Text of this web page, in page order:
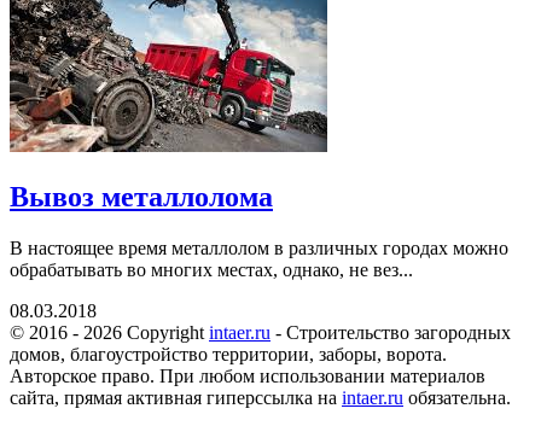
Вывоз металлолома
В настоящее время металлолом в различных городах можно
обрабатывать во многих местах, однако, не вез...
08.03.2018
© 2016 - 2026 Copyright intaer.ru - Cтроительство загородных
домов, благоустройство территории, заборы, ворота.
Авторское право. При любом использовании материалов
сайта, прямая активная гиперссылка на intaer.ru обязательна.